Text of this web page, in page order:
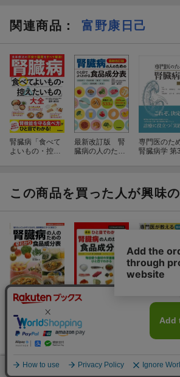
関連商品 ： 富野康日己
腎臓病「食べて
よいもの・控え
最新改訂版 腎
臓病の人のため
専門医のた
腎臓病学 第
この商品を買った人が興味
腎臓病の人のた
めの早わかり食
品成分表
吉田美香
(56件)
かる 腎臓病の
人のための食品
成分表
主婦の友社
専門医が教
組み合わせ